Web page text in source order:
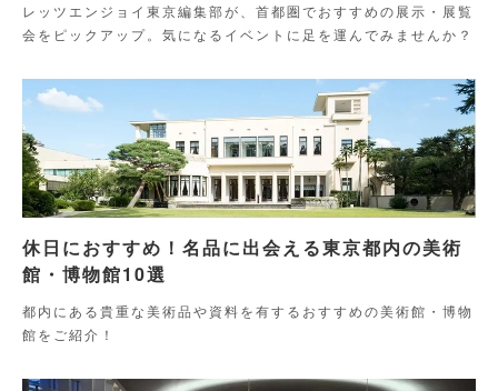
レッツエンジョイ東京編集部が、首都圏でおすすめの展示・展覧
会をピックアップ。気になるイベントに足を運んでみませんか？
休日におすすめ！名品に出会える東京都内の美術
館・博物館10選
都内にある貴重な美術品や資料を有するおすすめの美術館・博物
館をご紹介！